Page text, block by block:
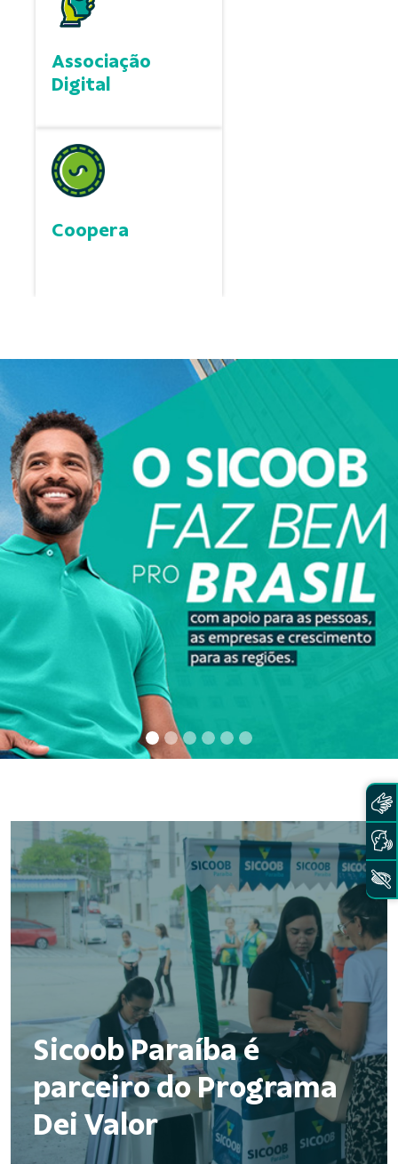
Associação
Digital
Coopera
Sicoob Paraíba é
parceiro do Programa
Dei Valor